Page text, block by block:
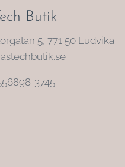
Butik
5, 771 50 Ludvika
3745